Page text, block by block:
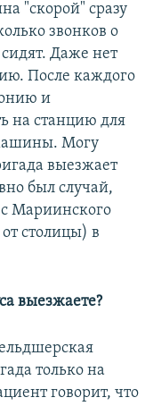
"скорой" сразу
звонков о
Даже нет
После каждого
и
на станцию для
Могу
выезжает
был случай,
с Мариинского
столицы) в
выезжаете?
только на
говорит, что